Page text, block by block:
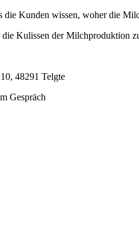
Kunden wissen, woher die
Kulissen der Milchproduktion
48291 Telgte
Gespräch